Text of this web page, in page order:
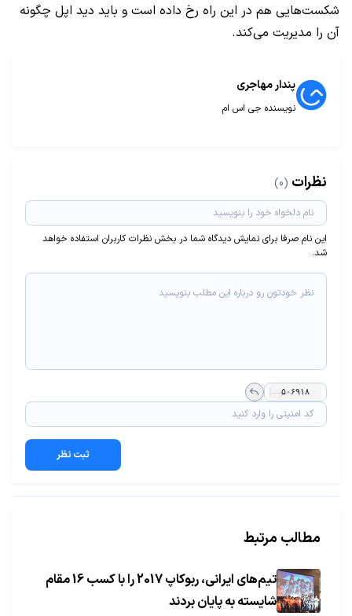
شکست‌هایی هم در این راه رخ داده است و باید دید اپل چگونه
آن را مدیریت می‌کند.
پندار مهاجری
نویسنده جی اس ام
نظرات (0)
این نام صرفا برای نمایش دیدگاه شما در بخش نظرات کاربران استفاده خواهد
شد.
ثبت نظر
مطالب مرتبط
تیم‌های ایرانی، ربوکاپ 2017 را با کسب 16 مقام
شایسته به پایان بردند